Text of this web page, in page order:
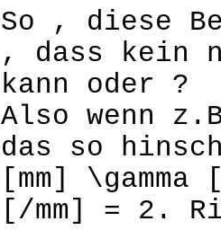
So , diese
, dass kein
kann oder ?
Also wenn
das so
[mm]
[/mm] = 2.